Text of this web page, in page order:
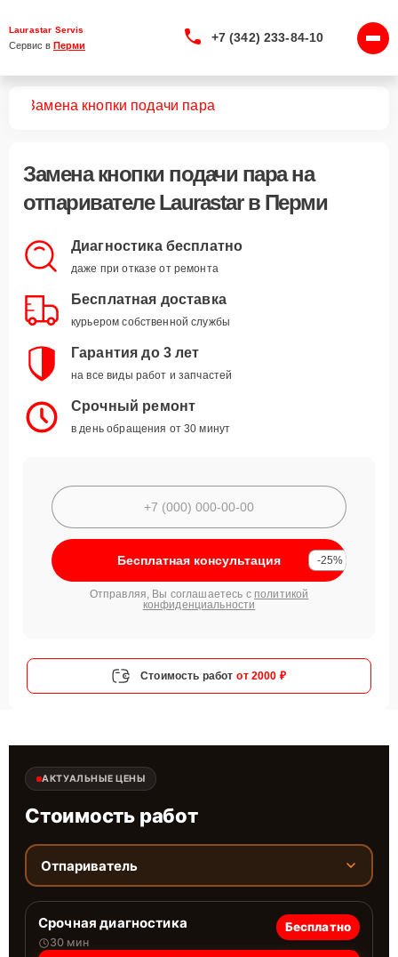
Laurastar Servis
Сервис в Перми
+7 (342) 233-84-10
Замена кнопки подачи пара
Замена кнопки подачи парана
отпаривателе Laurastar в Перми
Диагностика бесплатно
даже при отказе от ремонта
Бесплатная доставка
курьером собственной службы
Гарантия до 3 лет
на все виды работ и запчастей
Срочный ремонт
в день обращения от 30 минут
Бесплатная консультация -25%
Отправляя, Вы соглашаетесь с политикой
конфиденциальности
Стоимость работ от 2000 ₽
АКТУАЛЬНЫЕ ЦЕНЫ
Стоимость работ
Отпариватель
Срочная диагностика
30 мин
Бесплатно